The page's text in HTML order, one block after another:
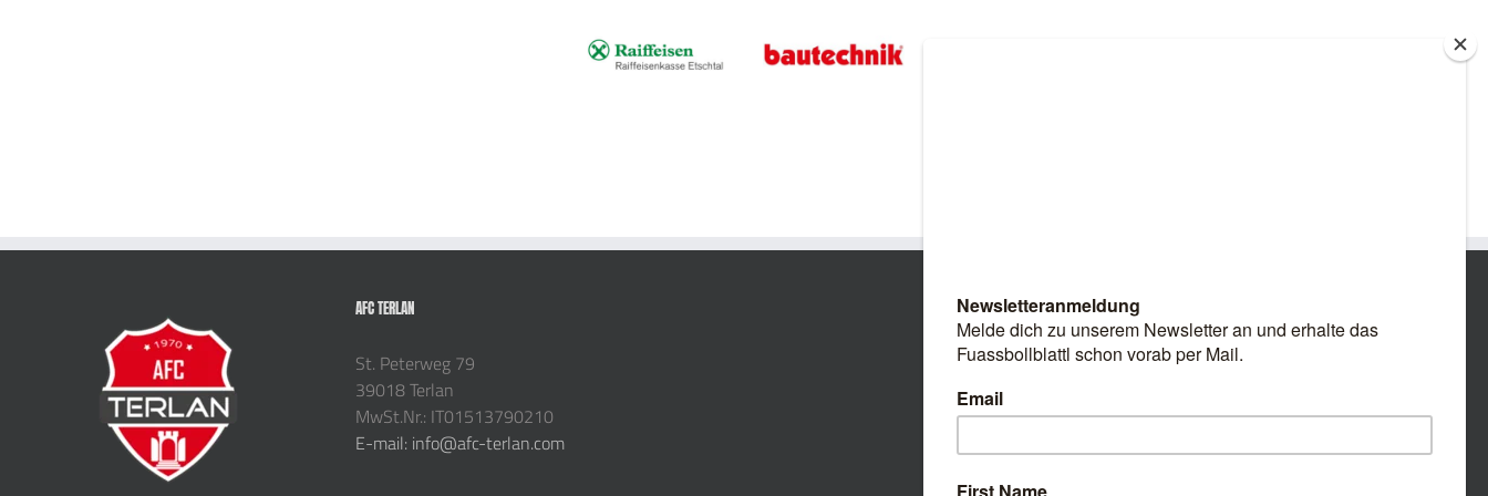
AFC TERLAN
St. Peterweg 79
39018 Terlan
MwSt.Nr.: IT01513790210
E-mail: info@afc-terlan.com